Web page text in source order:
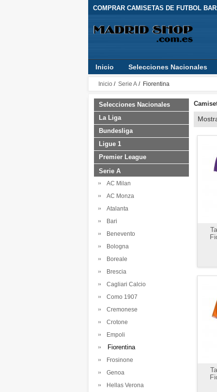
COMPRAR CAMISETAS DE FUTBOL
Inicio Selecciones Nacionales
Inicio / Serie A / Fiorentina
Selecciones Nacionales
La Liga
Bundesliga
Ligue 1
Premier League
Serie A
AC Milan
AC Monza
Atalanta
Bari
Benevento
Bologna
Boreale
Brescia
Cagliari Calcio
Como 1907
Cremonese
Crotone
Empoli
Fiorentina
Frosinone
Genoa
Hellas Verona